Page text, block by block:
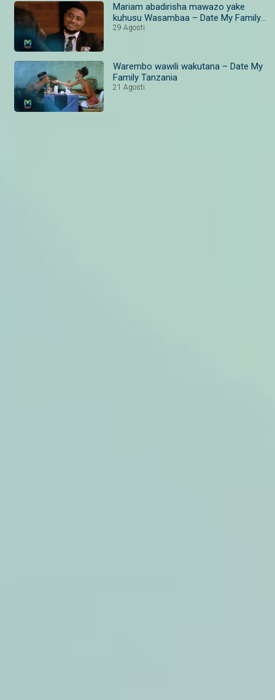
Mariam abadirisha mawazo yake
kuhusu Wasambaa – Date My Family
Tanzania
29 Agosti
Warembo wawili wakutana – Date My
Family Tanzania
21 Agosti